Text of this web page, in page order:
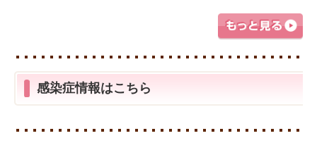
感染症情報はこちら